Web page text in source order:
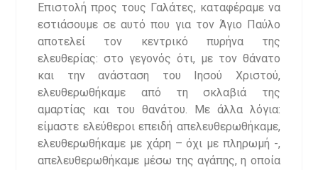
Επιστολή προς τους Γαλάτες, καταφέραμε να
εστιάσουμε σε αυτό που για τον Άγιο Παύλο
αποτελεί τον κεντρικό πυρήνα της
ελευθερίας: στο γεγονός ότι, με τον θάνατο
και την ανάσταση του Ιησού Χριστού,
ελευθερωθήκαμε από τη σκλαβιά της
αμαρτίας και του θανάτου. Με άλλα λόγια:
είμαστε ελεύθεροι επειδή απελευθερωθήκαμε,
ελευθερωθήκαμε με χάρη – όχι με πληρωμή -,
απελευθερωθήκαμε μέσω της αγάπης, η οποία